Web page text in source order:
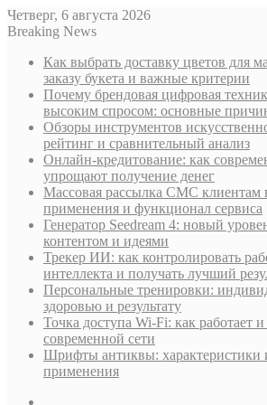
Четверг, 6 августа 2026
Breaking News
Как выбрать доставку цветов для
заказу букета и важные критерии
Почему брендовая цифровая
высоким спросом: основные
Обзоры инструментов
рейтинг и сравнительный анализ
Онлайн-кредитование: как
упрощают получение денег
Массовая рассылка СМС клиентам
применения и функционал сервиса
Генератор Seedream 4: новый
контентом и идеями
Трекер ИИ: как контролировать
интеллекта и получать лучший
Персональные тренировки:
здоровью и результату
Точка доступа Wi-Fi: как работает
современной сети
Шрифты антиквы: характеристики
применения